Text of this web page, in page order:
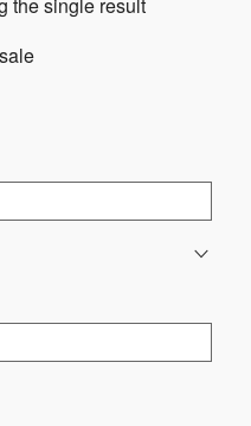
the single result